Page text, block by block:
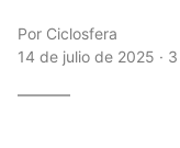
Por Ciclosfera
14 de julio de 2025 ·